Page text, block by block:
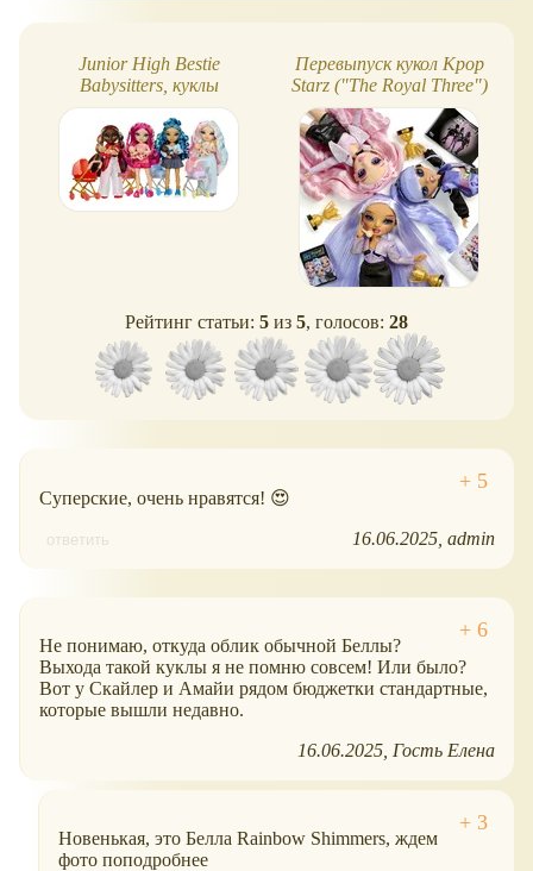
Junior High Bestie
Babysitters, куклы
Rainbow High (2026)
Перевыпуск кукол Kpop
Starz ("The Royal Three")
Rainbow High
Рейтинг статьи: 5 из 5, голосов: 28
Суперские, очень нравятся! 😍
ответить 16.06.2025 admin
Не понимаю, откуда облик обычной Беллы?
Выхода такой куклы я не помню совсем! Или было?
Вот у Скайлер и Амайи рядом бюджетки стандартные,
которые вышли недавно.
16.06.2025 Гость Елена
Новенькая, это Белла Rainbow Shimmers, ждем
фото поподробнее